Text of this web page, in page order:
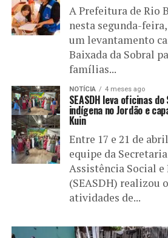
A Prefeitura de Rio
nesta segunda-
um levantamento
Baixada da Sobral
famílias...
NOTÍCIA 4 meses ago
SEASDH leva oficinas
indígena no Jordão e
Kuin
Entre 17 e 21 de
equipe da
Assistência Social
(SEASDH) realizou
atividades de...